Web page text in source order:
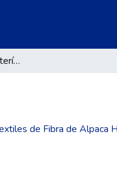
Evaluación de las Características Textiles de Fibra de Alpaca Huacaya en la Provincia de Huancané - 2022.
de Fibra de Alpaca